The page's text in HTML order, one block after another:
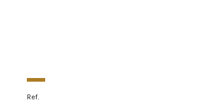
Ref.